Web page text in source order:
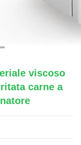
viscoso
carne a